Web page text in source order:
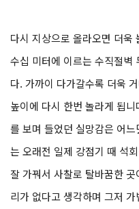
다시 지상으로 올라오면 더욱
수십 미터에 이르는 수직절벽
다. 가까이 다가갈수록 더욱
높이에 다시 한번 놀라게 됩
를 보며 들었던 실망감은 어
는 오래전 일제 강점기 때 석
잘 가꿔서 사찰로 탈바꿈한
리가 없다고 생각하며 그저